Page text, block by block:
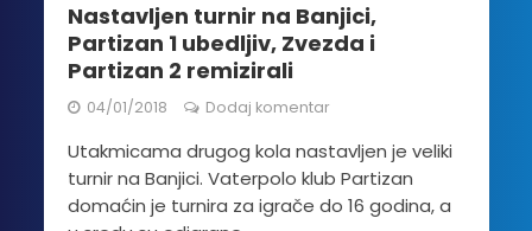
Nastavljen turnir na Banjici,
Partizan 1 ubedljiv, Zvezda i
Partizan 2 remizirali
04/01/2018 Dodaj komentar
Utakmicama drugog kola nastavljen je veliki
turnir na Banjici. Vaterpolo klub Partizan
domaćin je turnira za igrače do 16 godina, a